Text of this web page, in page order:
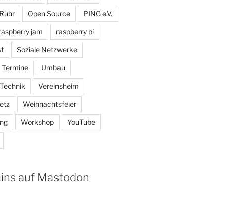
Open Source PING e.V.
jam raspberry pi
Soziale Netzwerke
Termine Umbau
Vereinsheim
Weihnachtsfeier
Workshop YouTube
auf Mastodon